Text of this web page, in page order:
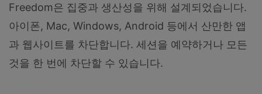
Freedom은 집중과 생산성을 위해 설계되었습니다.
아이폰, Mac, Windows, Android 등에서 산만한 앱
과 웹사이트를 차단합니다. 세션을 예약하거나 모든
것을 한 번에 차단할 수 있습니다.